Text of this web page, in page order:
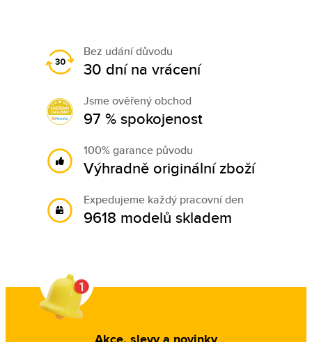
Bez udání důvodu
30 dní na vrácení
Jsme ověřený obchod
97 % spokojenost
100% garance původu
Výhradně originální zboží
Expedujeme každý pracovní den
9618 modelů skladem